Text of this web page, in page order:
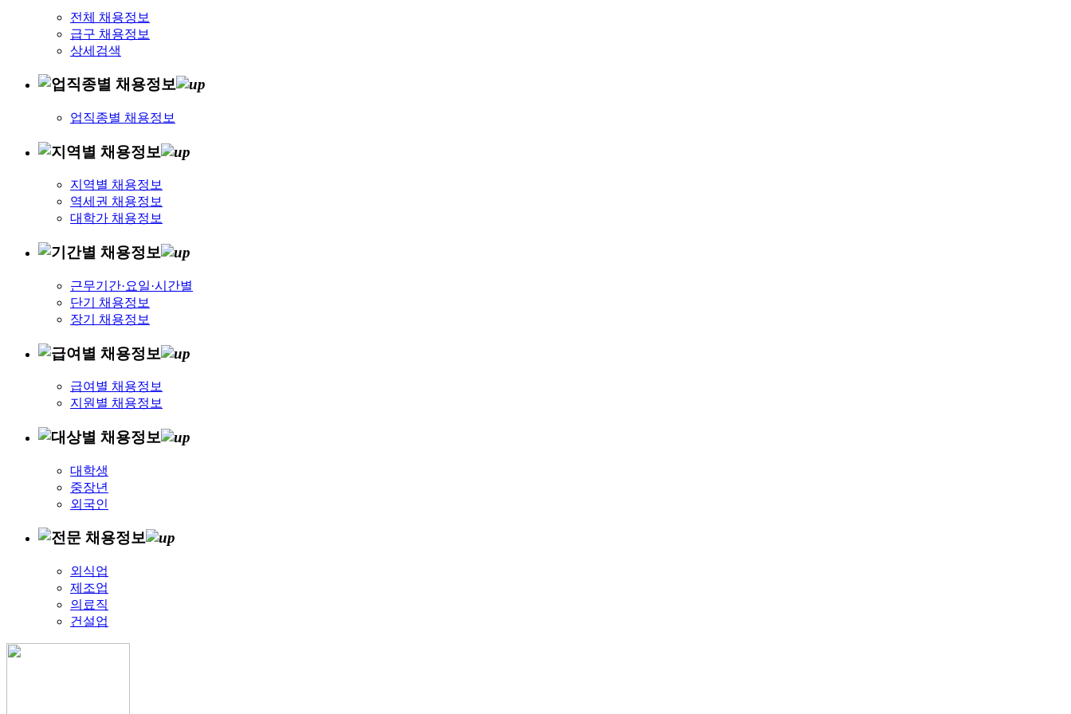
전체 채용정보
급구 채용정보
상세검색
업직종별 채용정보
지역별 채용정보
역세권 채용정보
대학가 채용정보
근무기간·요일·시간별
단기 채용정보
장기 채용정보
급여별 채용정보
지원별 채용정보
대학생
중장년
외국인
외식업
제조업
의료직
건설업